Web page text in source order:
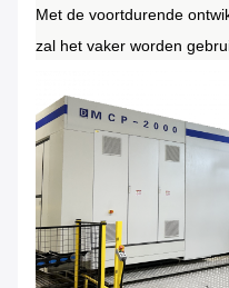
Met de voortdurende
zal het vaker worden